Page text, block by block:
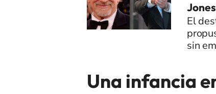
Jones
El
sin
Una infancia